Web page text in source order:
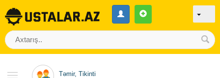
Təmir, Tikinti